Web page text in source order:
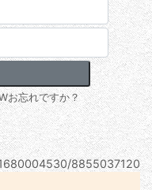
お忘れですか？
8855037120